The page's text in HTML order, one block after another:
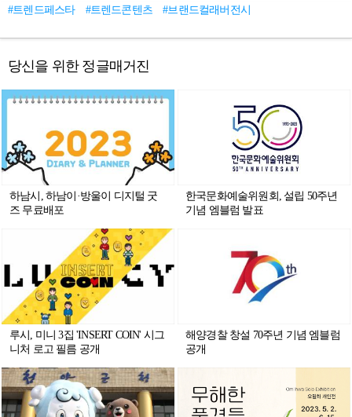
#트렌드페스타 #트렌드콘텐츠 #브랜드컬래버전시
당신을 위한 정글매거진
하남시, 하남이·방울이 디지털 굿
즈 무료배포
한국문화예술위원회, 설립 50주년
기념 엠블럼 발표
루시, 미니 3집 'INSERT COIN' 시그
니처 로고 필름 공개
해양경찰 창설 70주년 기념 엠블럼
공개